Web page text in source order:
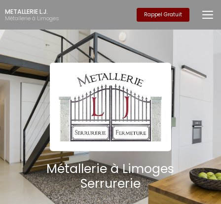
au
contenu
principal
METALLERIE L.J.
Métallerie à Limoges Rappel Gratuit
Métallerie à Limoges
Serrurerie